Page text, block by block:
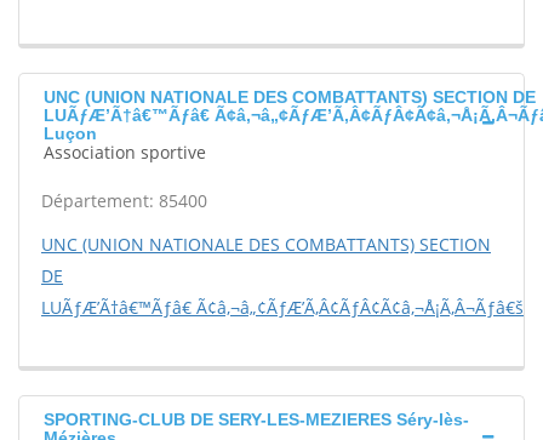
UNC (UNION NATIONALE DES COMBATTANTS) SECTION DE
LUÃƒÆ’Ã†â€™Ãƒâ€
Luçon
Association sportive
Département: 85400
UNC (UNION NATIONALE DES COMBATTANTS) SECTION
DE
LUÃƒÆ’Ã†â€™Ãƒâ€
SPORTING-CLUB DE SERY-LES-MEZIERES Séry-lès-